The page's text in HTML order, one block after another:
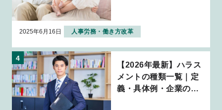
2025年6月16日 人事労務・働き方改革
【2026年最新】ハラス
メントの種類一覧｜定
義・具体例・企業の対